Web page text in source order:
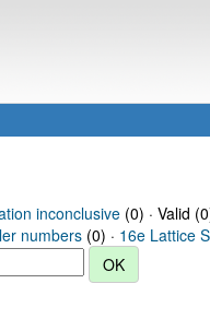
inconclusive(0) · Valid
numbers (0) · 16e Lattice